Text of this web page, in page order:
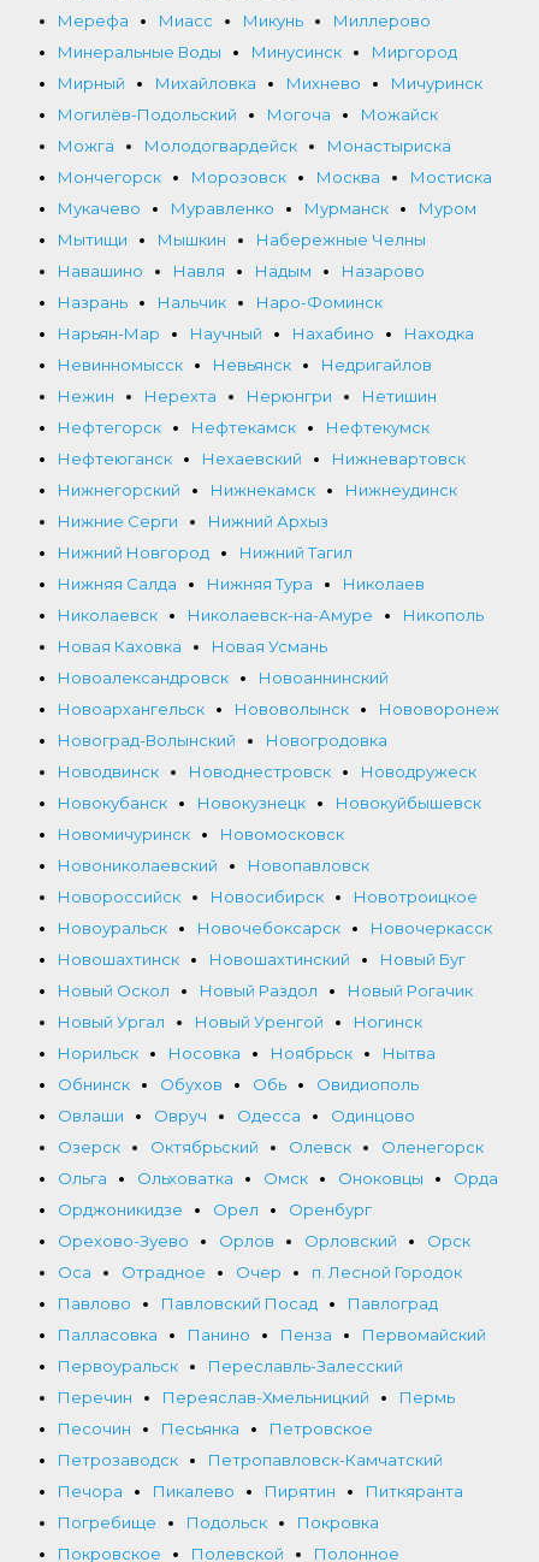
Мерефа
Миасс Микунь
Миллерово
Минеральные Воды
Минусинск
Миргород
Мирный
Михайловка Михнево
Мичуринск
Могилёв-Подольский
Могоча
Можайск
Можга
Молодогвардейск
Монастыриска
Мончегорск
Морозовск Москва
Мостиска
Мукачево
Муравленко Мурманск
Муром
Мытищи
Мышкин
Набережные Челны
Навашино
Навля Надым
Назарово
Назрань
Нальчик
Наро-Фоминск
Нарьян-Мар
Научный Нахабино
Находка
Невинномысск
Невьянск
Недригайлов
Нежин
Нерехта Нерюнгри
Нетишин
Нефтегорск
Нефтекамск
Нефтекумск
Нефтеюганск
Нехаевский
Нижневартовск
Нижнегорский
Нижнекамск
Нижнеудинск
Нижние Серги
Нижний Архыз
Нижний Новгород
Нижний Тагил
Нижняя Салда
Нижняя Тура
Николаев
Николаевск
Николаевск-на-Амуре
Никополь
Новая Каховка
Новая Усмань
Новоалександровск
Новоаннинский
Новоархангельск
Нововолынск
Нововоронеж
Новоград-Волынский
Новогродовка
Новодвинск
Новоднестровск
Новодружеск
Новокубанск
Новокузнецк
Новокуйбышевск
Новомичуринск
Новомосковск
Новониколаевский
Новопавловск
Новороссийск
Новосибирск
Новотроицкое
Новоуральск
Новочебоксарск
Новочеркасск
Новошахтинск
Новошахтинский
Новый Буг
Новый Оскол
Новый Раздол
Новый Рогачик
Новый Ургал
Новый Уренгой
Ногинск
Норильск
Носовка Ноябрьск
Нытва
Обнинск
Обухов Обь
Овидиополь
Овлаши
Овруч Одесса
Одинцово
Озерск
Октябрьский Олевск
Оленегорск
Ольга
Ольховатка Омск Оноковцы
Орда
Орджоникидзе
Орел
Оренбург
Орехово-Зуево
Орлов Орловский
Орск
Оса
Отрадное Очер
п. Лесной Городок
Павлово
Павловский Посад
Павлоград
Палласовка
Панино Пенза
Первомайский
Первоуральск
Переславль-Залесский
Перечин
Переяслав-Хмельницкий
Пермь
Песочин
Песьянка
Петровское
Петрозаводск
Петропавловск-Камчатский
Печора
Пикалево Пирятин
Питкяранта
Погребище
Подольск
Покровка
Покровское
Полевской Полонное